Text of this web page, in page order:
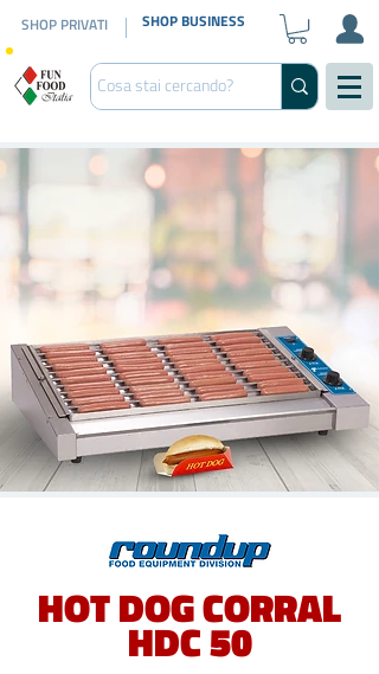
SHOP PRIVATI SHOP BUSINESS
HOT DOG CORRAL
HDC 50